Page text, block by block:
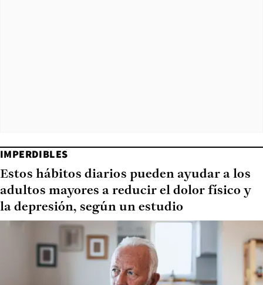
IMPERDIBLES
Estos hábitos diarios pueden ayudar a los
adultos mayores a reducir el dolor físico y
la depresión, según un estudio